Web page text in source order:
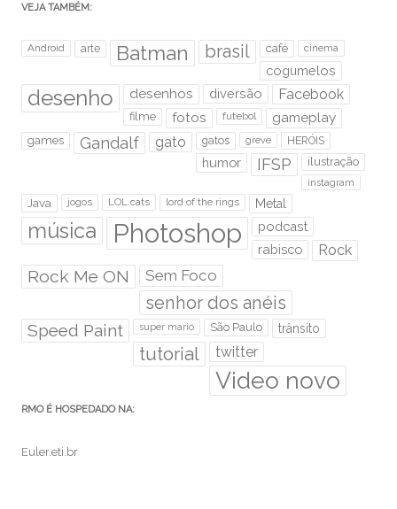
VEJA TAMBÉM:
Android arte Batman brasil café cinema
cogumelos
desenho desenhos diversão Facebook
filme fotos futebol gameplay
games Gandalf gato gatos greve HERÓIS
humor IFSP ilustração
instagram
Java jogos LOL cats lord of the rings Metal
música Photoshop
podcast
rabisco
Rock
Rock Me ON Sem Foco
senhor dos anéis
Speed Paint super mario São Paulo trânsito
tutorial twitter
Video novo
RMO É HOSPEDADO NA:
Euler.eti.br